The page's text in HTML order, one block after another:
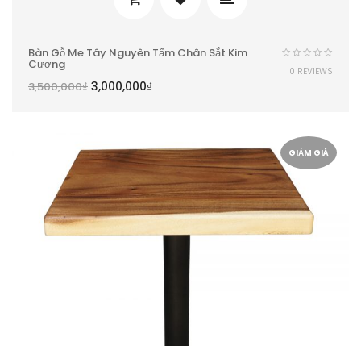
Bàn Gỗ Me Tây Nguyên Tấm Chân Sắt Kim
Cương
3,500,000₫ 3,000,000₫
0 REVIEWS
GIẢM GIÁ